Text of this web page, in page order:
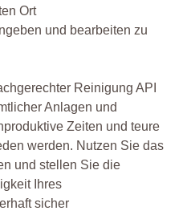
Ort
und bearbeiten zu
Reinigung API
Anlagen und
Zeiten und teure
werden. Nutzen Sie das
und stellen Sie die
Ihres
sicher